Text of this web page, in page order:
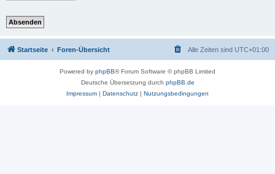
Startseite Foren-Übersicht Alle Zeiten sind UTC+01:00
Powered by phpBB® Forum Software © phpBB Limited
Deutsche Übersetzung durch phpBB.de
Impressum | Datenschutz | Nutzungsbedingungen